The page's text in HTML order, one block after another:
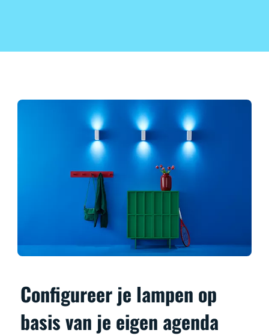
Configureer je lampen op
basis van je eigen agenda